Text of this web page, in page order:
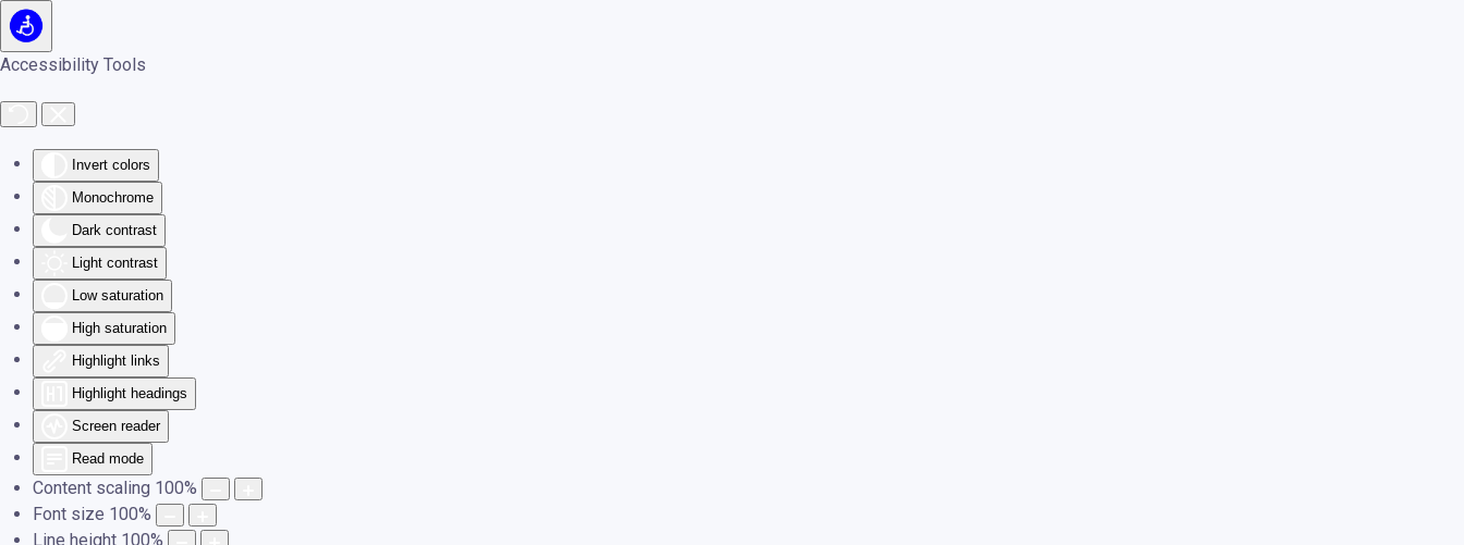
Accessibility Tools
Invert colors
Monochrome
Dark contrast
Light contrast
Low saturation
High saturation
Highlight links
Highlight headings
Screen reader
Read mode
Content scaling 100%
Font size 100%
Line height 100%
Skip to main content